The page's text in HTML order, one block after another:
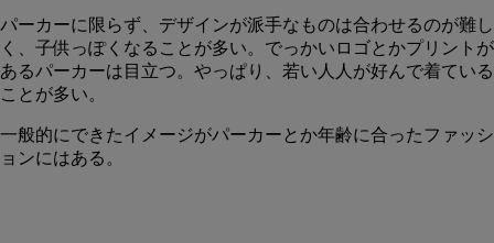
パーカーに限らず、デザインが派手なものは合わせるのが難し
く、子供っぽくなることが多い。でっかいロゴとかプリントが
あるパーカーは目立つ。やっぱり、若い人人が好んで着ている
ことが多い。
一般的にできたイメージがパーカーとか年齢に合ったファッシ
ョンにはある。